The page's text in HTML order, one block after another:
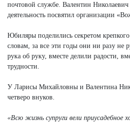
почтовой службе. Валентин
деятельность посвятил организации
Юбиляры поделились секретом
словам, за все эти годы они ни разу
рука об руку, вместе делили радости,
трудности.
У Ларисы Михайловны и Валентина
четверо внуков.
«Всю жизнь супруги вели приусадебное